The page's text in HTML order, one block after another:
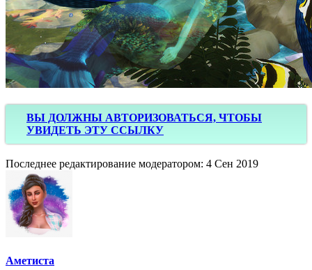
ВЫ ДОЛЖНЫ АВТОРИЗОВАТЬСЯ, ЧТОБЫ
УВИДЕТЬ ЭТУ ССЫЛКУ
Последнее редактирование модератором: 4 Сен 2019
Аметиста